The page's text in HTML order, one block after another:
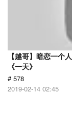
【越哥】暗恋一个
《一天》
# 578
2019-02-14 02:45